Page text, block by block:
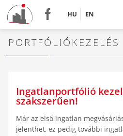
HU EN
PORTFÓLIÓKEZELÉS
Ingatlanportfólió
szakszerűen!
Már az első ingatlan
jelenthet, ez pedig további